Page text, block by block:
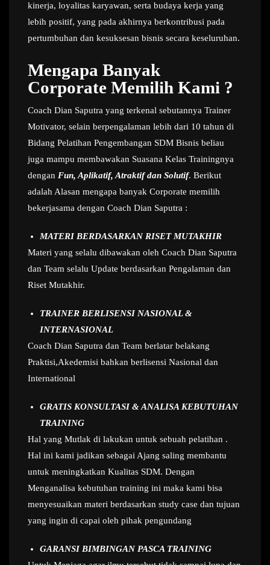
kinerja, loyalitas karyawan, serta budaya kerja yang
lebih positif, yang pada akhirnya berkontribusi pada
pertumbuhan dan kesuksesan bisnis secara keseluruhan.
Mengapa Banyak
Corporate Memilih Kami ?
Coach Dian Saputra yang terkenal sebutannya Trainer
Motivator, selain berpengalaman lebih dari 10 tahun di
Bidang Pelatihan Pengembangan SDM Bisnis beliau
juga mampu membawakan Suasana Kelas Trainingnya
dengan Fun, Aplikatif, Atraktif dan Solutif. Berikut
adalah Alasan mengapa banyak Corporate memilih
bekerjasama dengan Coach Dian Saputra :
MATERI BERDASARKAN RISET MUTAKHIR
Materi yang selalu dibawakan oleh Coach Dian Saputra
dan Team selalu Update berdasarkan Pengalaman dan
Riset Mutakhir.
TRAINER BERLISENSI NASIONAL &
INTERNASIONAL
Coach Dian Saputra dan Team berlatar belakang
Praktisi,Akedemisi bahkan berlisensi Nasional dan
International
GRATIS KONSULTASI & ANALISA KEBUTUHAN
TRAINING
Hal yang Mutlak di lakukan untuk sebuah pelatihan .
Hal ini kami jadikan sebagai Ajang saling membantu
untuk meningkatkan Kualitas SDM. Dengan
Menganalisa kebutuhan training ini maka kami bisa
menyesuaikan materi berdasarkan study case dan tujuan
yang ingin di capai oleh pihak pengundang
GARANSI BIMBINGAN PASCA TRAINING